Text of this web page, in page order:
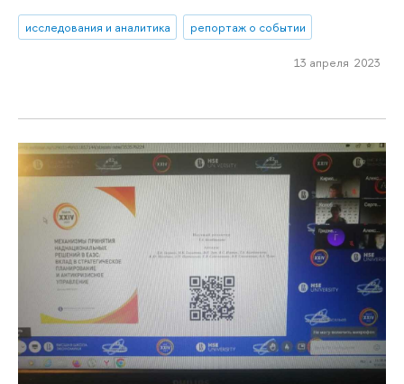
исследования и аналитика репортаж о событии
13 апреля 2023